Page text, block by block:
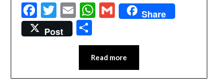
Facebook
Twitter
EmailWhatsApp
GmailShare
Post
Share
Read more